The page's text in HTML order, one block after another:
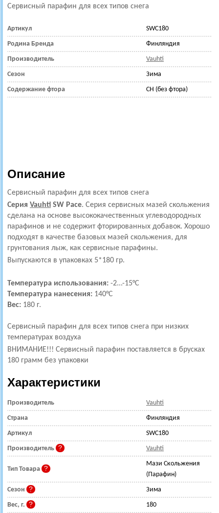
Сервисный парафин для всех типов снега
Артикул SWC180
Родина Бренда Финляндия
Производитель Vauhti
Сезон Зима
Содержание фтора CH (без фтора)
Описание
Сервисный парафин для всех типов снега
Серия Vauhti SW Pace. Серия сервисных мазей скольжения
сделана на основе высококачественных углеводородных
парафинов и не содержит фторированных добавок. Хорошо
подходят в качестве базовых мазей скольжения, для
грунтования лыж, как сервисные парафины.
Выпускаются в упаковках 5*180 гр.
Температура использования: -2...-15°С
Температура нанесения: 140°С
Вес: 180 г.
Сервисный парафин для всех типов снега при низких
температурах воздуха
ВНИМАНИЕ!!! Сервисный парафин поставляется в брусках
180 грамм без упаковки
Характеристики
Производитель Vauhti
Страна Финляндия
Артикул SWC180
Производитель Vauhti
Тип Товара
Мази Скольжения
(Парафин)
Сезон Зима
Вес, г. 180